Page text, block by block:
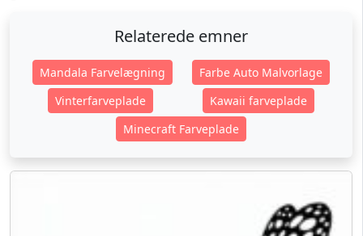
Relaterede emner
Mandala Farvelægning
Farbe Auto Malvorlage
Vinterfarveplade
Kawaii farveplade
Minecraft Farveplade